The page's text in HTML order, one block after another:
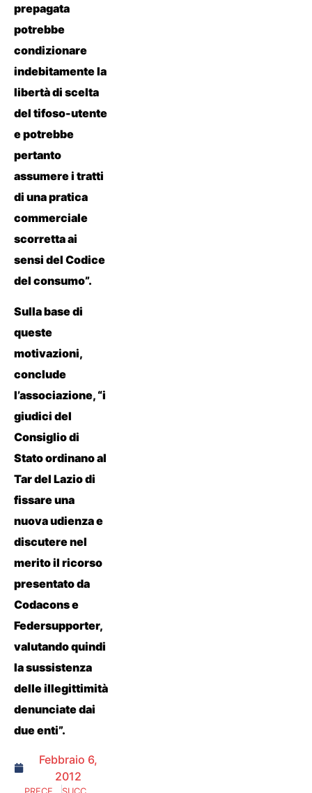
prepagata
potrebbe
condizionare
indebitamente la
libertà di scelta
del tifoso-utente
e potrebbe
pertanto
assumere i tratti
di una pratica
commerciale
scorretta ai
sensi del Codice
del consumo”.
Sulla base di
queste
motivazioni,
conclude
l’associazione, “i
giudici del
Consiglio di
Stato ordinano al
Tar del Lazio di
fissare una
nuova udienza e
discutere nel
merito il ricorso
presentato da
Codacons e
Federsupporter,
valutando quindi
la sussistenza
delle illegittimità
denunciate dai
due enti”.
Febbraio 6,
2012
SUCCESSIVO